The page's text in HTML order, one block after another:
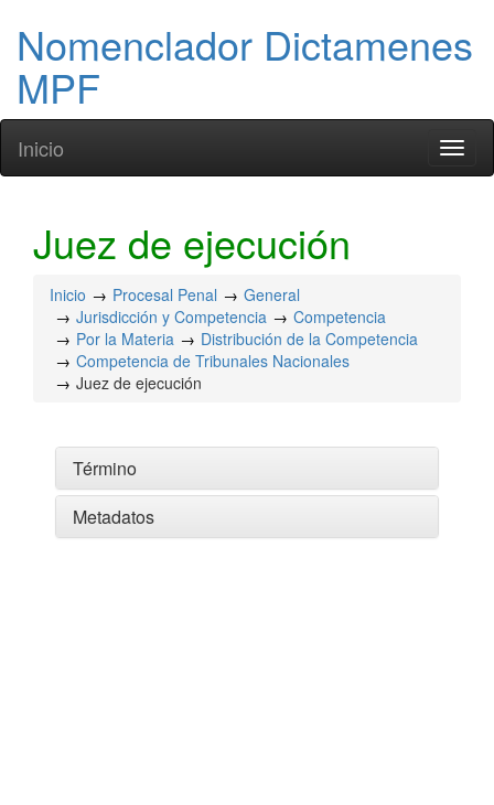
Nomenclador Dictamenes
MPF
Inicio
Juez de ejecución
Inicio Procesal Penal
General
Jurisdicción y Competencia
Competencia
Por la Materia
Distribución de la Competencia
Competencia de Tribunales Nacionales
Juez de ejecución
Término
Metadatos